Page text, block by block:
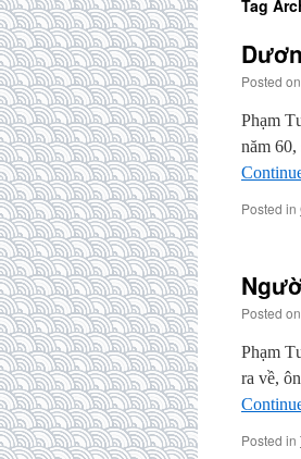
Tag
Posted on
Phạm
năm
Posted in
Posted on
Phạm
ra về,
Posted in